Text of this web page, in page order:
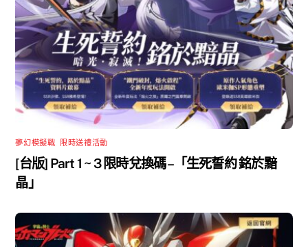
夢幻模擬戰 限時送禮活動
[台版] Part 1 ~ 3 限時兌換碼 –「生死誓約 銘於黯
晶」